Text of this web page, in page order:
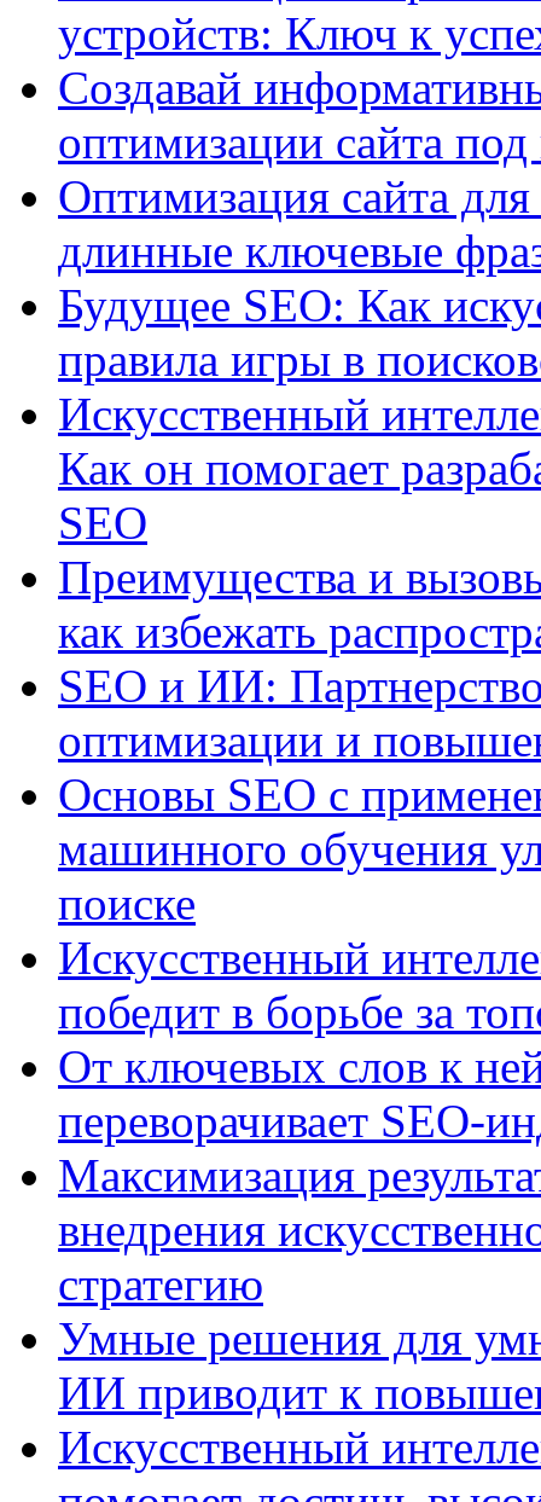
устройств: Ключ к
Создавай
оптимизации сайта
Оптимизация сайта
длинные ключевые
Будущее SEO: Как
правила игры в
Искусственный
Как он помогает
SEO
Преимущества и
как избежать
SEO и ИИ:
оптимизации и
Основы SEO с
машинного обучения
поиске
Искусственный
победит в борьбе за
От ключевых слов к
переворачивает SEO-
Максимизация
внедрения
стратегию
Умные решения для
ИИ приводит к
Искусственный